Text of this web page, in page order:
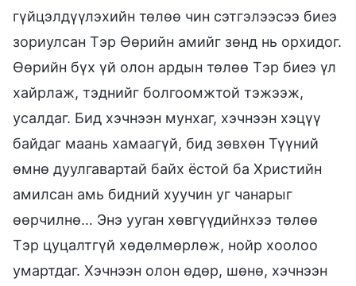
гүйцэлдүүлэхийн төлөө чин сэтгэлээсээ биеэ
зориулсан Тэр Өөрийн амийг зөнд нь орхидог.
Өөрийн бүх үй олон ардын төлөө Тэр биеэ үл
хайрлаж, тэднийг болгоомжтой тэжээж,
усалдаг. Бид хэчнээн мунхаг, хэчнээн хэцүү
байдаг маань хамаагүй, бид зөвхөн Түүний
өмнө дуулгавартай байх ёстой ба Христийн
амилсан амь бидний хуучин уг чанарыг
өөрчилнө… Энэ ууган хөвгүүдийнхээ төлөө
Тэр цуцалтгүй хөдөлмөрлөж, нойр хоолоо
умартдаг. Хэчнээн олон өдөр, шөнө, хэчнээн